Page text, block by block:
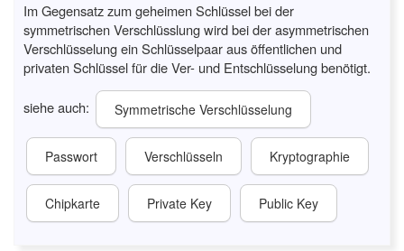
Im Gegensatz zum geheimen Schlüssel bei der
symmetrischen Verschlüsslung wird bei der asymmetrischen
Verschlüsselung ein Schlüsselpaar aus öffentlichen und
privaten Schlüssel für die Ver- und Entschlüsselung benötigt.
siehe auch: Symmetrische Verschlüsselung
Passwort Verschlüsseln Kryptographie
Chipkarte Private Key Public Key